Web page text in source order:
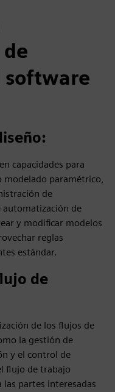
software
capacidades para
modelado paramétrico,
de
automatización de
y modificar modelos
reglas
estándar.
de
de los flujos de
la gestión de
y el control de
flujo de trabajo
partes interesadas